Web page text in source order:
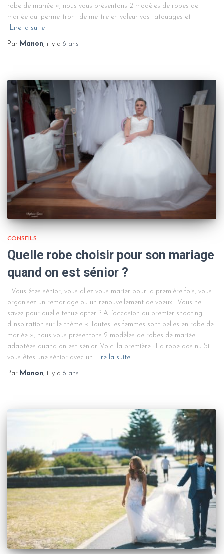
robe de mariée », nous vous présentons 2 modèles de robes de
mariée qui permettront de mettre en valeur vos tatouages et
Lire la suite
Par Manon, il y a 6 ans
CONSEILS
Quelle robe choisir pour son mariage
quand on est sénior ?
Vous êtes sénior, vous allez vous marier pour la première fois, vous
organisez un remariage ou un renouvellement de voeux. Vous ne
savez pour quelle tenue opter ? A l’occasion du premier shooting
d’inspiration sur le thème « Toutes les femmes sont belles en robe de
mariée », nous vous présentons 2 modèles de robes de mariée
adaptées quand on est sénior. Voici la première : La robe dos nu Si
vous êtes une sénior avec un Lire la suite
Par Manon, il y a 6 ans